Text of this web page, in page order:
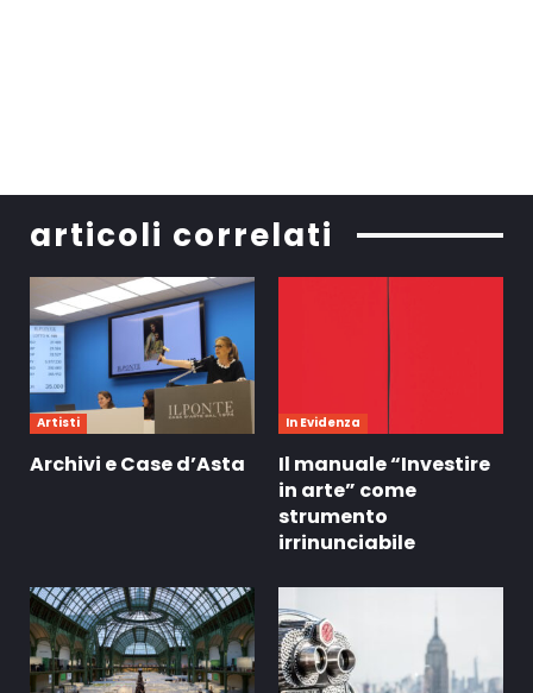
articoli correlati
Artisti
Archivi e Case d’Asta
In Evidenza
Il manuale “Investire
in arte” come
strumento
irrinunciabile